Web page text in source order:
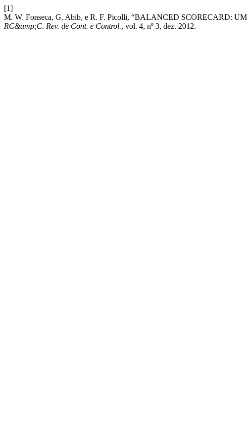
[1]
M. W. Fonseca, G. Abib, e R. F. Picolli, “BALANCED SCORECARD:
RC&amp;C. Rev. de Cont. e Control., vol. 4, nº 3, dez. 2012.